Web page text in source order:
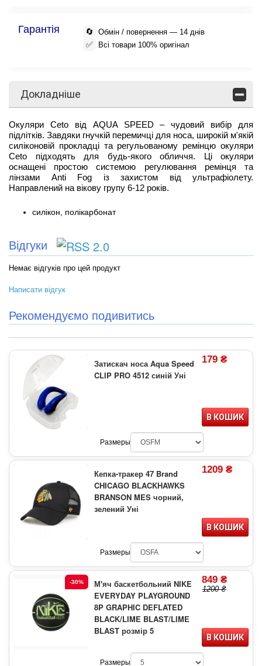
Гарантія 🔄 Обмін / повернення — 14 днів
✅ Всі товари 100% оригінал
Докладніше
Окуляри Ceto від AQUA SPEED – чудовий вибір для
підлітків. Завдяки гнучкій перемичці для носа, широкій м'якій
силіконовій прокладці та регульованому ремінцю окуляри
Ceto підходять для будь-якого обличчя. Ці окуляри
оснащені простою системою регулювання ремінця та
лінзами Anti Fog із захистом від ультрафіолету.
Направлений на вікову групу 6-12 років.
силікон, полікарбонат
Відгуки
Немає відгуків про цей продукт
Написати відгук
Рекомендуємо подивитись
Затискач носа Aqua Speed
CLIP PRO 4512 синій Уні
179 ₴
В КОШИК
Размеры
Кепка-тракер 47 Brand
CHICAGO BLACKHAWKS
BRANSON MES чорний,
зелений Уні
1209 ₴
В КОШИК
Размеры
-30%
М'яч баскетбольний NIKE
EVERYDAY PLAYGROUND
8P GRAPHIC DEFLATED
BLACK/LIME BLAST/LIME
BLAST розмір 5
849 ₴
1200 ₴
В КОШИК
Размеры